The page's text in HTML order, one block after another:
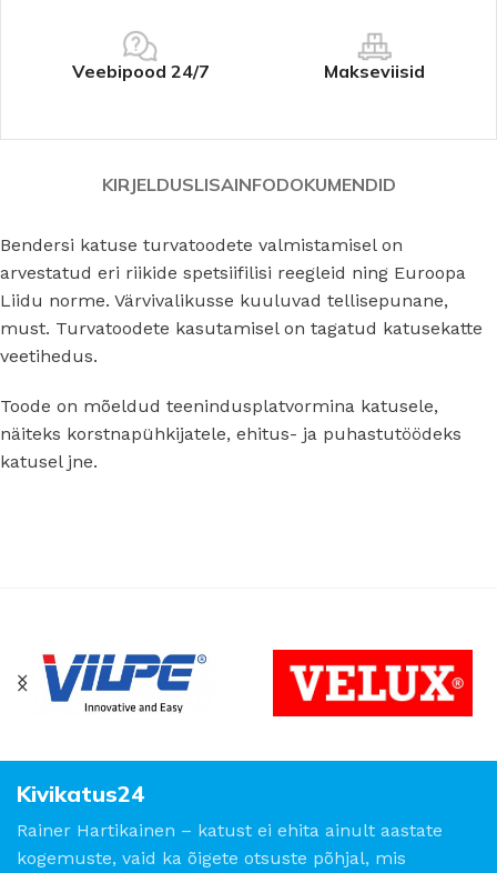
Veebipood 24/7 Makseviisid
KIRJELDUSLISAINFODOKUMENDID
Bendersi katuse turvatoodete valmistamisel on
arvestatud eri riikide spetsiifilisi reegleid ning Euroopa
Liidu norme. Värvivalikusse kuuluvad tellisepunane,
must. Turvatoodete kasutamisel on tagatud katusekatte
veetihedus.
Toode on mõeldud teenindusplatvormina katusele,
näiteks korstnapühkijatele, ehitus- ja puhastutöödeks
katusel jne.
Kivikatus24
Rainer Hartikainen – katust ei ehita ainult aastate
kogemuste, vaid ka õigete otsuste põhjal, mis